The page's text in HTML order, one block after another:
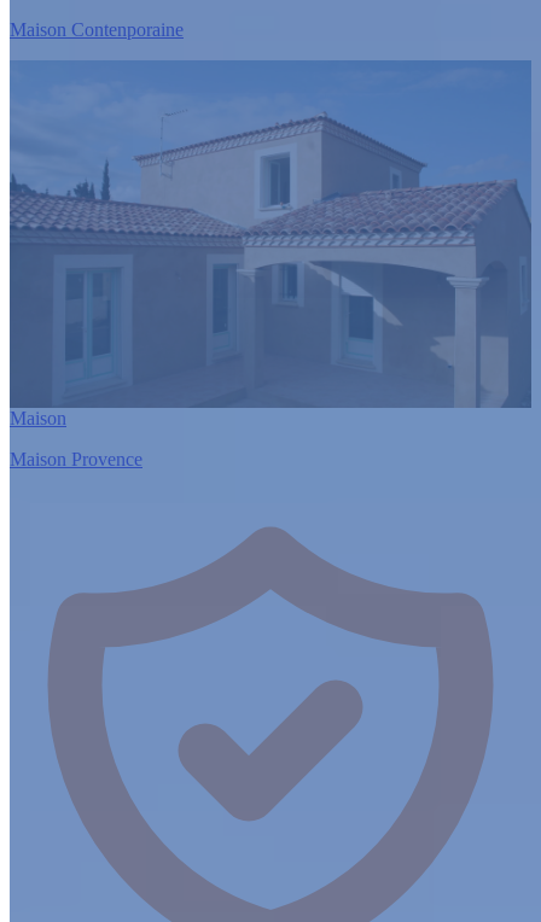
Maison Contenporaine
Maison
Maison Provence